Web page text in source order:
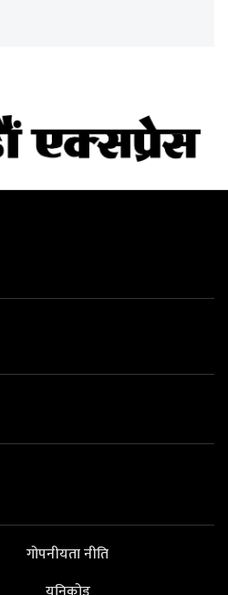
गोपनीयता नीति